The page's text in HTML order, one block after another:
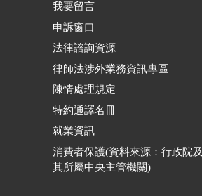
我要留言
申訴窗口
法律諮詢資源
律師法涉外業務資訊專區
陳情處理規定
特約通譯名冊
就業資訊
消費者保護(資料來源：行政院及
其所屬中央主管機關)